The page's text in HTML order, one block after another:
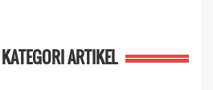
ARTIKEL